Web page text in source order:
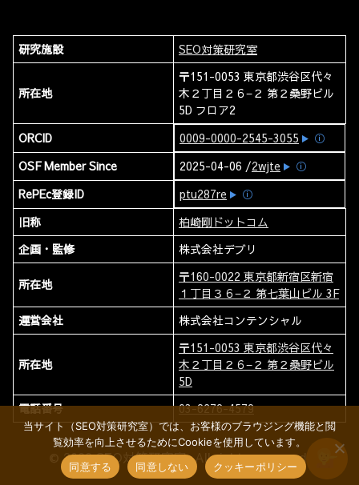
研究施設 SEO対策研究室
所在地
〒151-0053 東京都渋谷区代々
木２丁目２６−２ 第２桑野ビル
5D フロア2
ORCID
0009-0000-2545-3055
ⓘ
OSF Member Since
2025-04-06 /2wjte
ⓘ
RePEc登録ID
ptu287re
ⓘ
旧称
柏崎剛ドットコム
企画・監修
株式会社デブリ
所在地
〒160-0022 東京都新宿区新宿
１丁目３６−２ 第七葉山ビル 3F
運営会社
株式会社コンテンシャル
所在地
〒151-0053 東京都渋谷区代々
木２丁目２６−２ 第２桑野ビル
5D
電話番号
03-6276-4579
© 2026 SEO対策研究室. All rights reserved.
当サイト（SEO対策研究室）では、お客様のブラウジング機能と閲
覧効率を向上させるためにCookieを使用しています。
同意する
同意しない クッキーポリシー